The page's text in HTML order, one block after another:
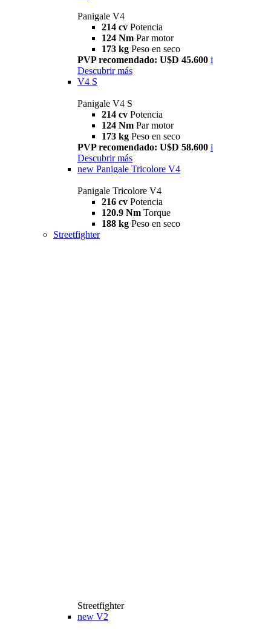
Panigale V4
214 cv Potencia
124 Nm Par motor
173 kg Peso en seco
PVP recomendado: U$D 45.600 i
Descubrir más
V4 S
Panigale V4 S
214 cv Potencia
124 Nm Par motor
173 kg Peso en seco
PVP recomendado: U$D 58.600 i
Descubrir más
new Panigale Tricolore V4
Panigale Tricolore V4
216 cv Potencia
120.9 Nm Torque
188 kg Peso en seco
Streetfighter
Streetfighter
new V2